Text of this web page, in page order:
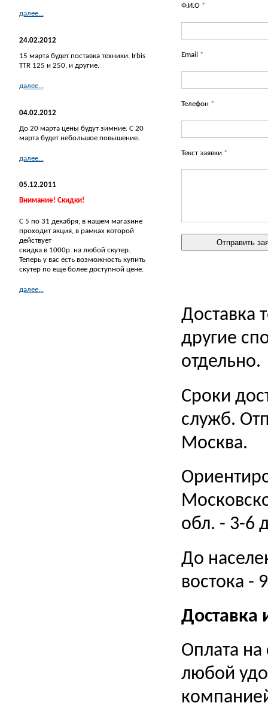
далее...
24.02.2012
15 марта будет поставка техники. Irbis
TTR 125 и 250, и другие.
далее...
04.02.2012
До 20 марта цены будут зимние. С 20
марта будет небольшое повышение.
далее...
05.12.2011
Внимание! Скидки!
С 5 по 31 декабря, в нашем магазине
проходит акция, в рамках которой
действует
скидка в 1000р. на любой скутер.
Теперь у вас есть возможность купить
скутер по еще более доступной цене.
далее...
Ф.И.О *
Email *
Телефон *
Текст заявки *
Доставка
другие
отдельно.
Сроки
служб.
Москва.
обл. - 3-6
До
востока -
Доставка
Оплата на
любой